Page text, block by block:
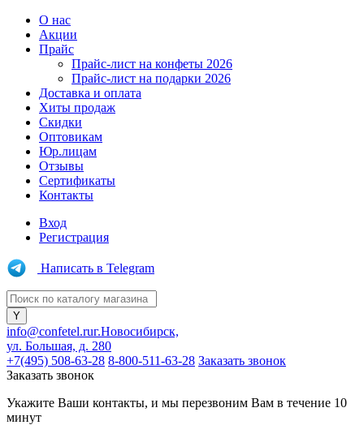
О нас
Акции
Прайс
Прайс-лист на конфеты 2026
Прайс-лист на подарки 2026
Доставка и оплата
Хиты продаж
Скидки
Оптовикам
Юр.лицам
Отзывы
Сертификаты
Контакты
Вход
Регистрация
Написать в Telegram
info@confetel.ruг.Новосибирск,
ул. Большая, д. 280
+7(495) 508-63-28 8-800-511-63-28 Заказать звонок
Заказать звонок
Укажите Ваши контакты, и мы перезвоним Вам в течение 10
минут